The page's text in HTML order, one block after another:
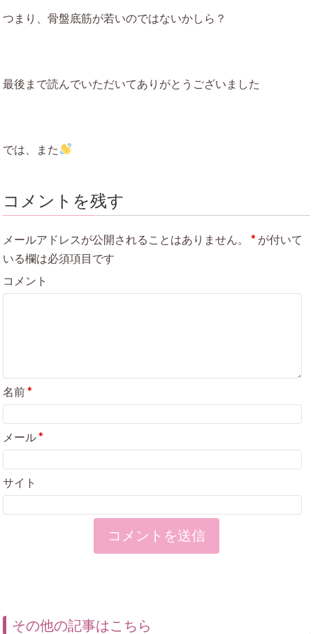
つまり、骨盤底筋が若いのではないかしら？
最後まで読んでいただいてありがとうございました
では、また
コメントを残す
メールアドレスが公開されることはありません。 * が付いて
いる欄は必須項目です
コメント
名前*
メール*
サイト
その他の記事はこちら